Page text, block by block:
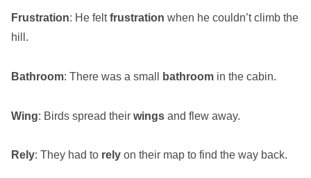
Frustration: He feltfrustration when he couldn’t climb the
hill.
Bathroom: There was a small bathroom in the cabin.
Wing: Birds spread their wings and flew away.
Rely: They had to rely on their map to find the way back.